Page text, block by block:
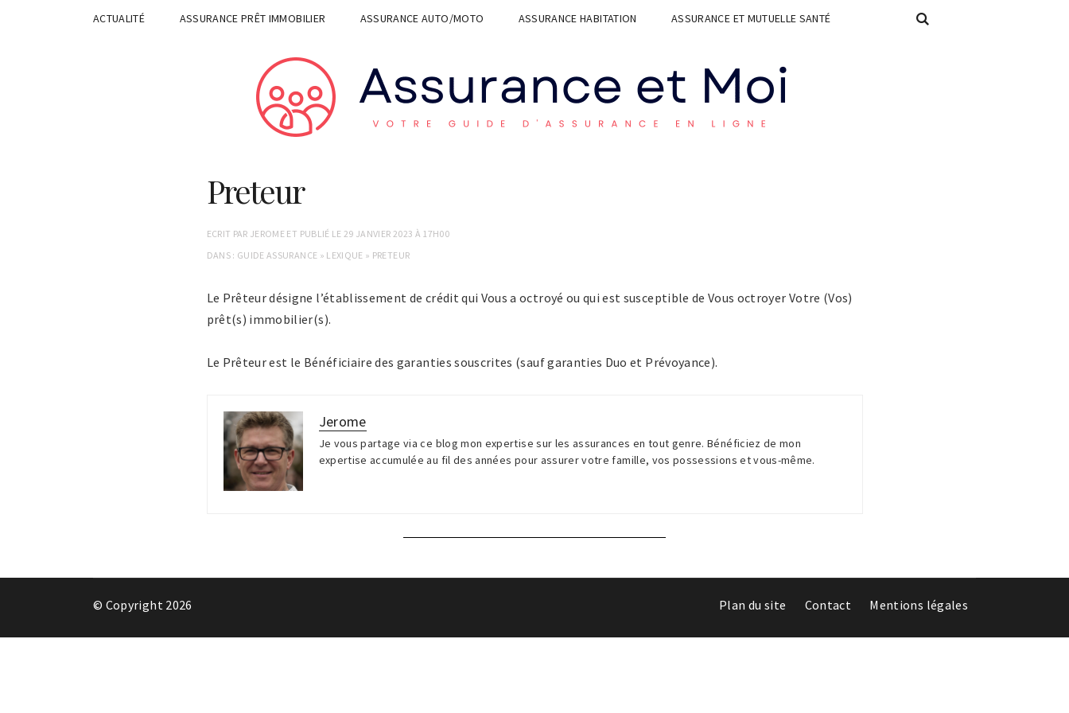
ACTUALITÉ ASSURANCE PRÊT IMMOBILIER ASSURANCE AUTO/MOTO ASSURANCE HABITATION ASSURANCE ET MUTUELLE SANTÉ
Preteur
ECRIT PAR JEROME ET PUBLIÉ LE29 JANVIER 2023 À 17H00
DANS : GUIDE ASSURANCE » LEXIQUE » PRETEUR
Le Prêteur désigne l’établissement de crédit qui Vous a octroyé ou qui est susceptible de Vous octroyer Votre (Vos)
prêt(s) immobilier(s).
Le Prêteur est le Bénéficiaire des garanties souscrites (sauf garanties Duo et Prévoyance).
Jerome
Je vous partage via ce blog mon expertise sur les assurances en tout genre. Bénéficiez de mon
expertise accumulée au fil des années pour assurer votre famille, vos possessions et vous-même.
© Copyright 2026 Plan du site Contact Mentions légales